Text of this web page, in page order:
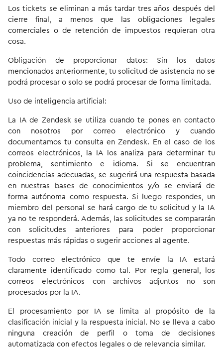
Los tickets se eliminan a más tardar tres años después del
cierre final, a menos que las obligaciones legales
comerciales o de retención de impuestos requieran otra
cosa.
Obligación de proporcionar datos: Sin los datos
mencionados anteriormente, tu solicitud de asistencia no se
podrá procesar o solo se podrá procesar de forma limitada.
Uso de inteligencia artificial:
La IA de Zendesk se utiliza cuando te pones en contacto
con nosotros por correo electrónico y cuando
documentamos tu consulta en Zendesk. En el caso de los
correos electrónicos, la IA los analiza para determinar tu
problema, sentimiento e idioma. Si se encuentran
coincidencias adecuadas, se sugerirá una respuesta basada
en nuestras bases de conocimientos y/o se enviará de
forma autónoma como respuesta. Si luego respondes, un
miembro del personal se hará cargo de tu solicitud y la IA
ya no te responderá. Además, las solicitudes se compararán
con solicitudes anteriores para poder proporcionar
respuestas más rápidas o sugerir acciones al agente.
Todo correo electrónico que te envíe la IA estará
claramente identificado como tal. Por regla general, los
correos electrónicos con archivos adjuntos no son
procesados por la IA.
El procesamiento por IA se limita al propósito de la
clasificación inicial y la respuesta inicial. No se lleva a cabo
ninguna creación de perfil o toma de decisiones
automatizada con efectos legales o de relevancia similar.